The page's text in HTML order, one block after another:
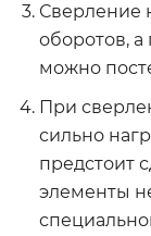
Сверление
оборотов, а
можно
При
сильно
предстоит
элементы